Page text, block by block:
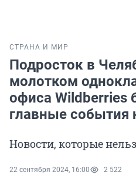
СТРАНА И МИР
Подросток в
молотком
офиса Wildberries
главные события
Новости, которые
22 сентября 2024, 16:00 2 522